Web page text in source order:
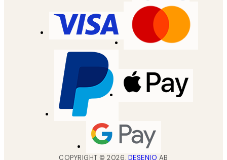
COPYRIGHT ©2026, DESENIO AB